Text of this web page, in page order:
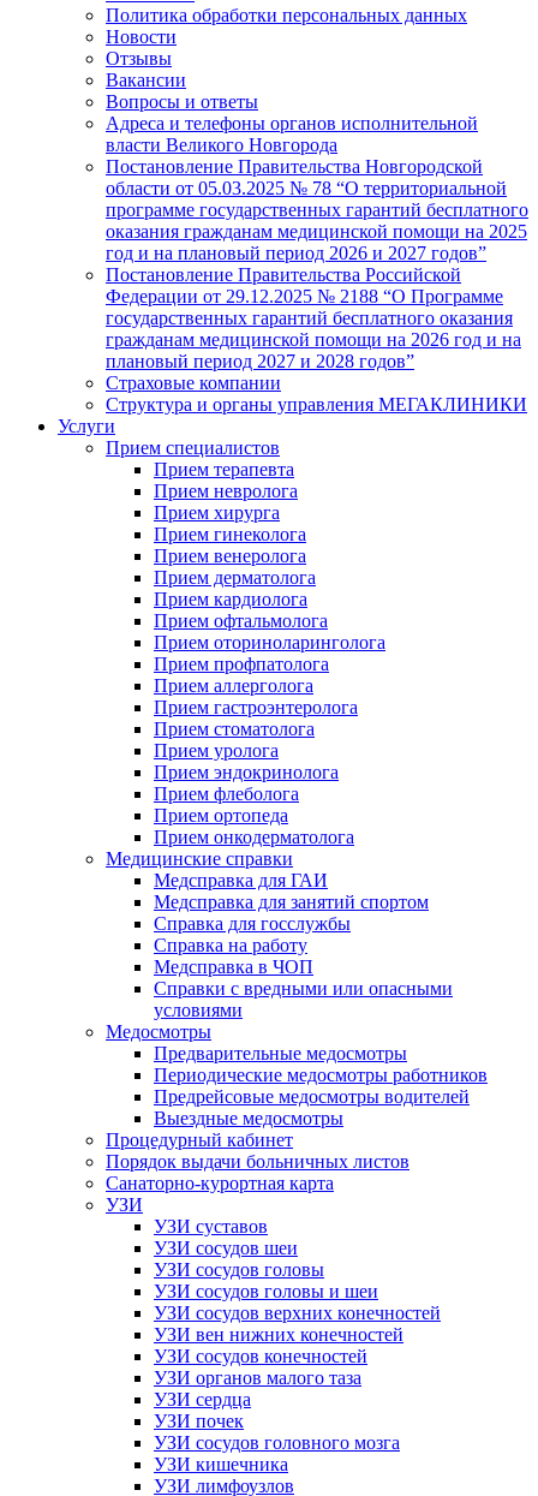
Политика обработки персональных данных
Новости
Отзывы
Вакансии
Вопросы и ответы
Адреса и телефоны органов исполнительной
власти Великого Новгорода
Постановление Правительства Новгородской
области от 05.03.2025 № 78 “О территориальной
программе государственных гарантий бесплатного
оказания гражданам медицинской помощи на 2025
год и на плановый период 2026 и 2027 годов”
Постановление Правительства Российской
Федерации от 29.12.2025 № 2188 “О Программе
государственных гарантий бесплатного оказания
гражданам медицинской помощи на 2026 год и на
плановый период 2027 и 2028 годов”
Страховые компании
Структура и органы управления МЕГАКЛИНИКИ
Услуги
Прием специалистов
Прием терапевта
Прием невролога
Прием хирурга
Прием гинеколога
Прием венеролога
Прием дерматолога
Прием кардиолога
Прием офтальмолога
Прием оториноларинголога
Прием профпатолога
Прием аллерголога
Прием гастроэнтеролога
Прием стоматолога
Прием уролога
Прием эндокринолога
Прием флеболога
Прием ортопеда
Прием онкодерматолога
Медицинские справки
Медсправка для ГАИ
Медсправка для занятий спортом
Справка для госслужбы
Справка на работу
Медсправка в ЧОП
Справки с вредными или опасными
условиями
Медосмотры
Предварительные медосмотры
Периодические медосмотры работников
Предрейсовые медосмотры водителей
Выездные медосмотры
Процедурный кабинет
Порядок выдачи больничных листов
Санаторно-курортная карта
УЗИ
УЗИ суставов
УЗИ сосудов шеи
УЗИ сосудов головы
УЗИ сосудов головы и шеи
УЗИ сосудов верхних конечностей
УЗИ вен нижних конечностей
УЗИ сосудов конечностей
УЗИ органов малого таза
УЗИ сердца
УЗИ почек
УЗИ сосудов головного мозга
УЗИ кишечника
УЗИ лимфоузлов